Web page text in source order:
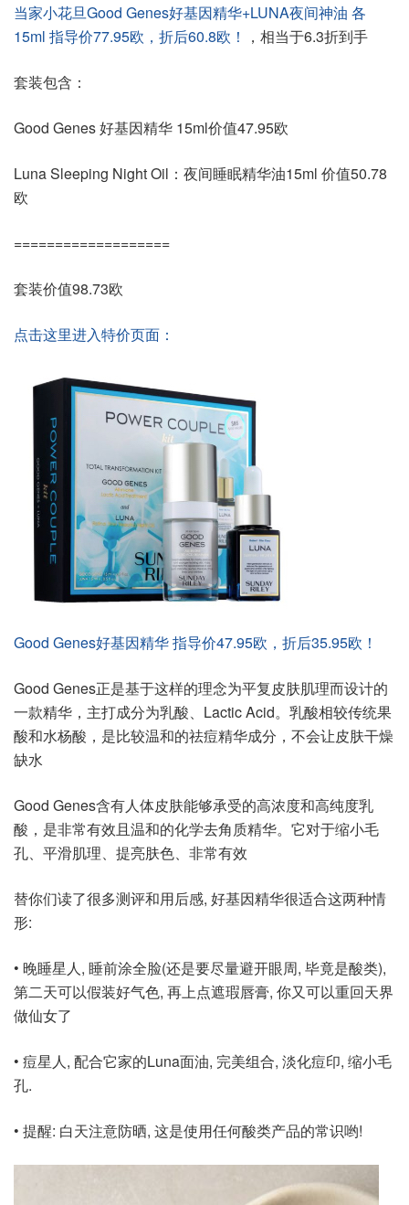
当家小花旦Good Genes好基因精华+LUNA夜间神油 各
15ml 指导价77.95欧，折后60.8欧！
，相当于6.3折到手
套装包含：
Good Genes 好基因精华 15ml价值47.95欧
Luna Sleeping Night Oil：夜间睡眠精华油15ml 价值50.78
欧
===================
套装价值98.73欧
点击这里进入特价页面：
Good Genes好基因精华 指导价47.95欧，折后35.95欧！
Good Genes正是基于这样的理念为平复皮肤肌理而设计的
一款精华，主打成分为乳酸、Lactic Acid。乳酸相较传统果
酸和水杨酸，是比较温和的祛痘精华成分，不会让皮肤干燥
缺水
Good Genes含有人体皮肤能够承受的高浓度和高纯度乳
酸，是非常有效且温和的化学去角质精华。它对于缩小毛
孔、平滑肌理、提亮肤色、非常有效
替你们读了很多测评和用后感, 好基因精华很适合这两种情
形:
• 晚睡星人, 睡前涂全脸(还是要尽量避开眼周, 毕竟是酸类),
第二天可以假装好气色, 再上点遮瑕唇膏, 你又可以重回天界
做仙女了
• 痘星人, 配合它家的Luna面油, 完美组合, 淡化痘印, 缩小毛
孔.
• 提醒: 白天注意防晒, 这是使用任何酸类产品的常识哟!